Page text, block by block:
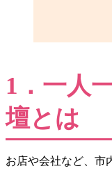
1．一人
壇とは
お店や会社など、市